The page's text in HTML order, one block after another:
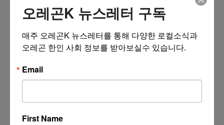
오레곤K 뉴스레터 구독
매주 오레곤K 뉴스레터를 통해 다양한 로컬소식과
오레곤 한인 사회 정보를 받아보실수 있습니다.
Email
First Name